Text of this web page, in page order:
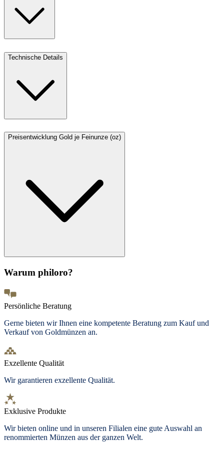
Technische Details
Preisentwicklung Gold je Feinunze (oz)
Warum philoro?
Persönliche Beratung
Gerne bieten wir Ihnen eine kompetente Beratung zum Kauf und
Verkauf von Goldmünzen an.
Exzellente Qualität
Wir garantieren exzellente Qualität.
Exklusive Produkte
Wir bieten online und in unseren Filialen eine gute Auswahl an
renommierten Münzen aus der ganzen Welt.